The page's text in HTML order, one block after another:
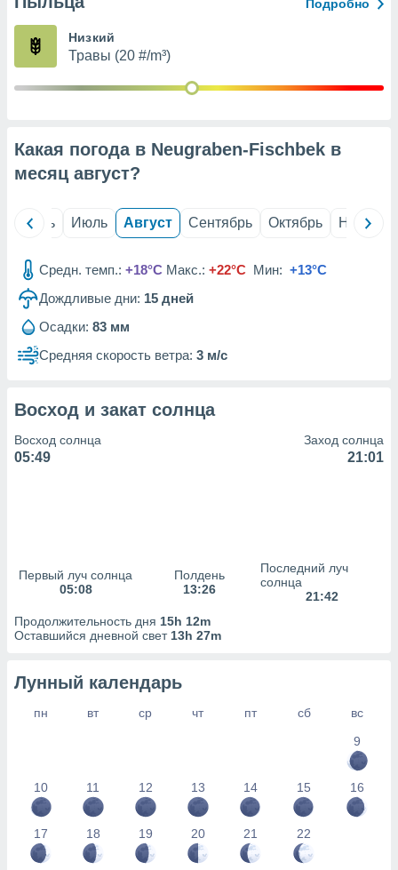
из
рекламы
сведения
Подробно
Низкий
Травы (20 #/m³)
Какая погода в Neugraben-Fischbek в
месяц август?
Июнь Июль Август Сентябрь Октябрь Ноябрь
Средн. темп.: +18°C Макс.: +22°C Мин: +13°C
Дождливые дни: 15 дней
Осадки: 83 мм
Средняя скорость ветра: 3 м/с
Восход и закат солнца
Восход солнца
05:49
Заход солнца
21:01
Первый луч солнца
05:08
Полдень
13:26
Последний луч
солнца
21:42
Продолжительность дня 15h 12m
Оставшийся дневной свет 13h 27m
Лунный календарь
пн вт ср чт пт сб
вс
9
10 11 12 13 14 15 16
17 18 19 20 21 22